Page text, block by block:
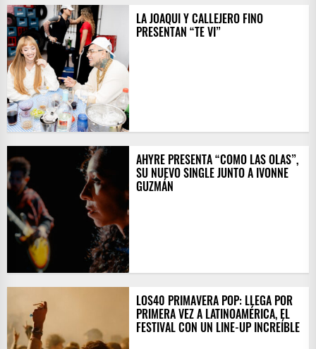
LA JOAQUI Y CALLEJERO FINO
PRESENTAN “TE VI”
AHYRE PRESENTA “COMO LAS OLAS”,
SU NUEVO SINGLE JUNTO A IVONNE
GUZMÁN
LOS40 PRIMAVERA POP: LLEGA POR
PRIMERA VEZ A LATINOAMÉRICA, EL
FESTIVAL CON UN LINE-UP INCREÍBLE